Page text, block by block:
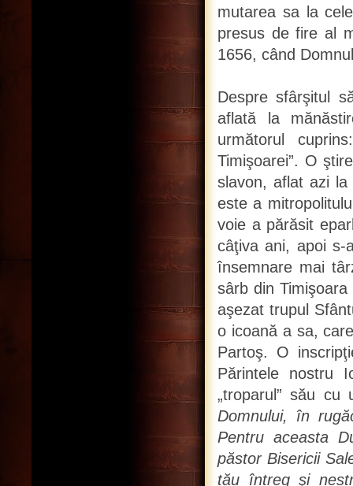
mutarea sa la
presus de fire al
1656, când
Despre sfârşitul
aflată la
următorul
Timişoarei”. O
slavon, aflat azi la
este a
voie a părăsit
câţiva ani, apoi s-
însemnare mai
sârb din
aşezat trupul
o icoană a sa,
Partoş. O
Părintele nostru
„troparul” său
Domnului, în
Pentru aceasta
păstor Bisericii
tău întreg şi